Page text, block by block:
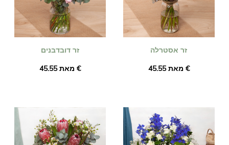
זר דובדבנים
מאת ‏45.55 €
זר אסטרלה
מאת ‏45.55 €